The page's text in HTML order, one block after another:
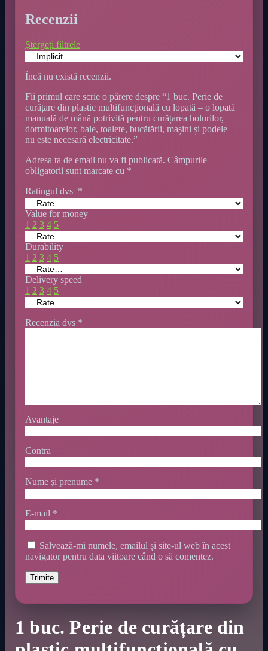
Recenzii
Ștergeți filtrele
Încă nu există recenzii.
Fii primul care scrie o părere despre “1 buc. Perie de
curățare din plastic multifuncțională cu lopată – o lopată
manuală de mână potrivită pentru curățarea holurilor,
dormitoarelor, baie, toalete, bucătării, mașini și podele –
nu este necesară electricitate.”
Adresa ta de email nu va fi publicată. Câmpurile
obligatorii sunt marcate cu *
Ratingul dvs *
Value for money
1 2 3 4 5
Durability
1 2 3 4 5
Delivery speed
1 2 3 4 5
Recenzia dvs *
Avantaje
Contra
Nume și prenume *
E-mail *
Salvează-mi numele, emailul și site-ul web în acest
navigator pentru data viitoare când o să comentez.
1 buc. Perie de curățare din